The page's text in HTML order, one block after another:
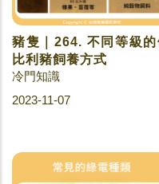
豬隻｜264. 不同等級
比利豬飼養方式
冷門知識
2023-11-07